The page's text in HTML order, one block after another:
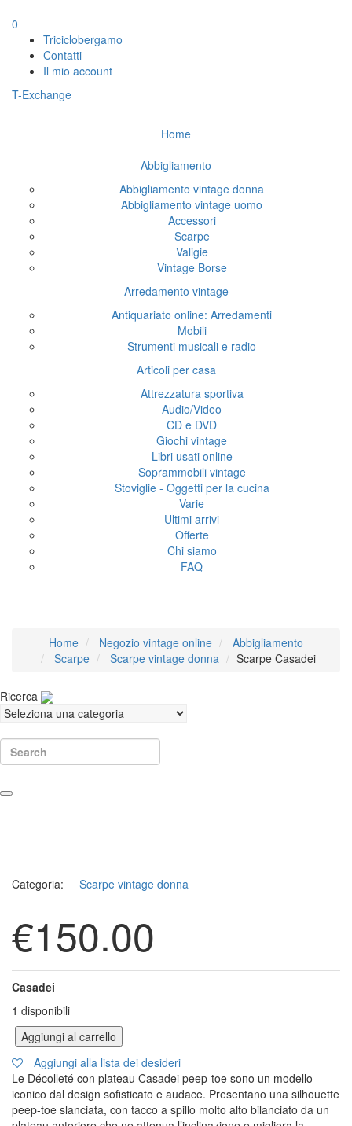
0
Triciclobergamo
Contatti
Il mio account
T-Exchange
Home
Abbigliamento
Abbigliamento vintage donna
Abbigliamento vintage uomo
Accessori
Scarpe
Valigie
Vintage Borse
Arredamento vintage
Antiquariato online: Arredamenti
Mobili
Strumenti musicali e radio
Articoli per casa
Attrezzatura sportiva
Audio/Video
CD e DVD
Giochi vintage
Libri usati online
Soprammobili vintage
Stoviglie - Oggetti per la cucina
Varie
Ultimi arrivi
Offerte
Chi siamo
FAQ
Home Negozio vintage online
Abbigliamento
Scarpe
Scarpe vintage donna Scarpe Casadei
Ricerca
Search
Categoria: Scarpe vintage donna
€150.00
Casadei
1 disponibili
Scarpe Casadei quantità
Aggiungi al carrello
Aggiungi alla lista dei desideri
Le Décolleté con plateau Casadei peep-toe sono un modello
iconico dal design sofisticato e audace. Presentano una silhouette
peep-toe slanciata, con tacco a spillo molto alto bilanciato da un